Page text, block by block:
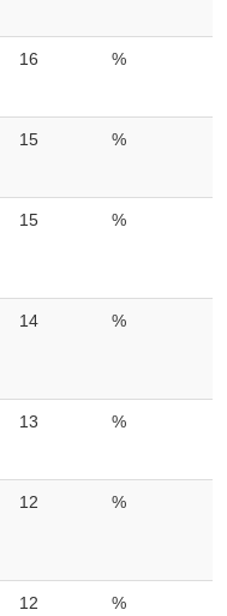
16 %
15 %
15 %
14 %
13 %
12 %
12 %